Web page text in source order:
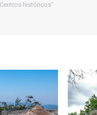
históricos"